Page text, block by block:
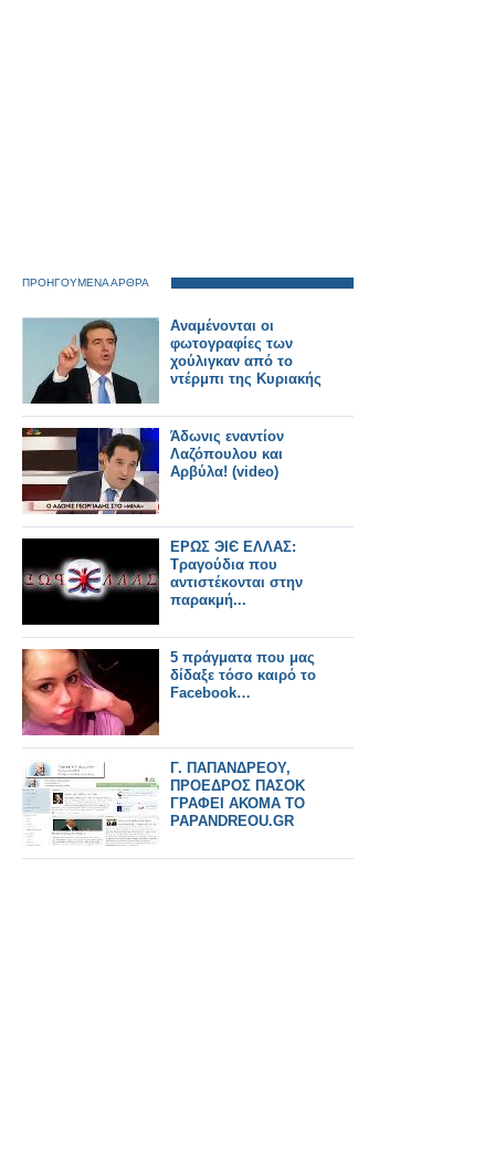
ΠΡΟΗΓΟΥΜΕΝΑ ΑΡΘΡΑ
Αναμένονται οι
φωτογραφίες των
χούλιγκαν από το
ντέρμπι της Κυριακής
Άδωνις εναντίον
Λαζόπουλου και
Αρβύλα! (video)
ΕΡΩΣ ЭIЄ ΕΛΛΑΣ:
Τραγούδια που
αντιστέκονται στην
παρακμή...
5 πράγματα που μας
δίδαξε τόσο καιρό το
Facebook…
Γ. ΠΑΠΑΝΔΡΕΟΥ,
ΠΡΟΕΔΡΟΣ ΠΑΣΟΚ
ΓΡΑΦΕΙ ΑΚΟΜΑ ΤΟ
PAPANDREOU.GR